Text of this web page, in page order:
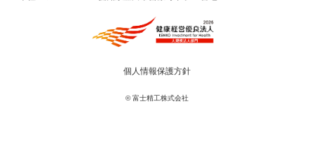
個人情報保護方針
© 富士精工株式会社